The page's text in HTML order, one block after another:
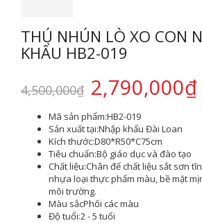
THÚ NHÚN LÒ XO CON
KHẨU HB2-019
4,500,000₫ 2,790,000₫
Mã sản phẩm:HB2-019
Sản xuất tại:Nhập khẩu Đài Loan
Kích thước:D80*R50*C75cm
Tiêu chuẩn:Bộ giáo dục và đào tạo
Chất liệu:Chân đế chất liệu sắt sơn
nhựa loại thực phẩm màu, bề mặt
môi trường.
Màu sắcPhối các màu
Độ tuổi:2 - 5 tuổi